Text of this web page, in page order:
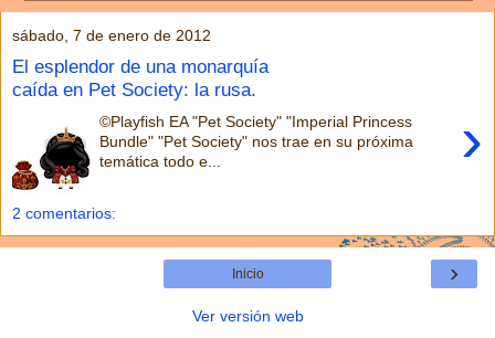
sábado, 7 de enero de 2012
El esplendor de una monarquía
caída en Pet Society: la rusa.
›
©Playfish EA "Pet Society" "Imperial Princess
Bundle" "Pet Society" nos trae en su próxima
temática todo e...
2 comentarios:
›
Inicio
Ver versión web